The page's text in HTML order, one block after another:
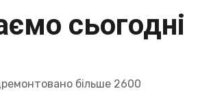
сьогодні
більше 2600